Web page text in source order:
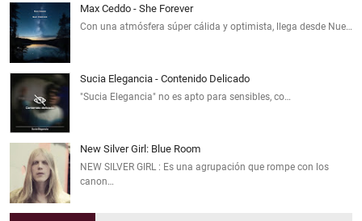
Max Ceddo - She Forever
Con una atmósfera súper cálida y optimista, llega desde Nue…
Sucia Elegancia - Contenido Delicado
"Sucia Elegancia" no es apto para sensibles, co…
New Silver Girl: Blue Room
NEW SILVER GIRL : Es una agrupación que rompe con los
canon…